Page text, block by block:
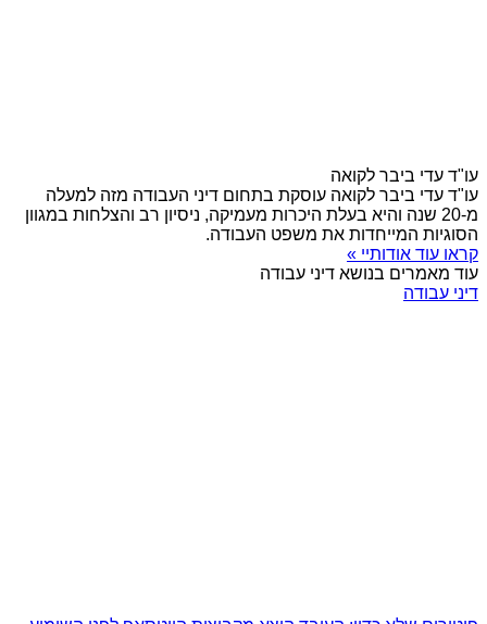
עו"ד עדי ביבר לקואה
עו"ד עדי ביבר לקואה עוסקת בתחום דיני העבודה מזה למעלה
מ-20 שנה והיא בעלת היכרות מעמיקה, ניסיון רב והצלחות במגוון
הסוגיות המייחדות את משפט העבודה.
קראו עוד אודותיי »
עוד מאמרים בנושא דיני עבודה
דיני עבודה